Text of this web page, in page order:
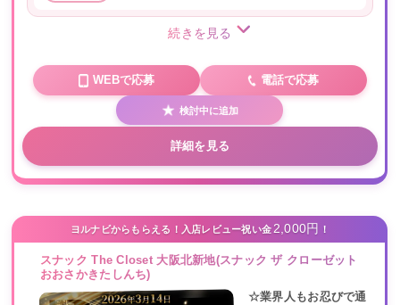
続きを見る
WEBで応募 電話で応募
検討中に追加
詳細を見る
ヨルナビからもらえる！入店レビュー祝い金2,000円 ！
スナック The Closet 大阪北新地(スナック ザ クローゼット
おおさかきたしんち)
☆業界人もお忍びで通